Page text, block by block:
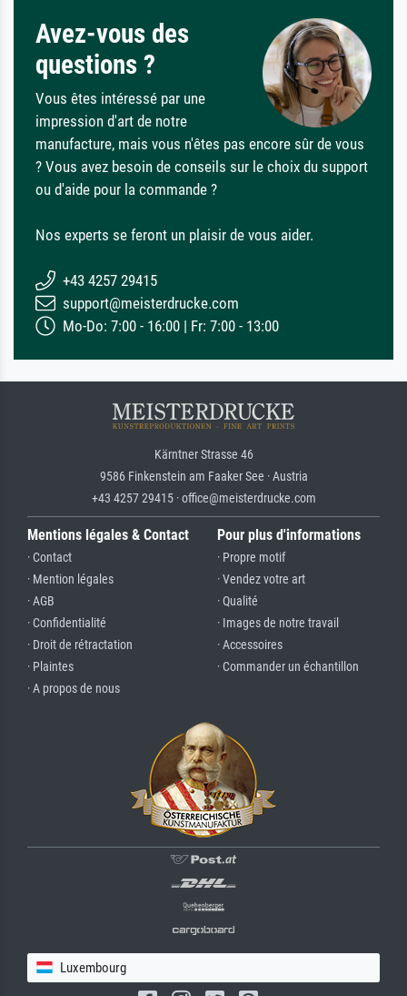
Avez-vous des
questions ?
Vous êtes intéressé par une
impression d'art de notre
manufacture, mais vous n'êtes pas encore sûr de vous
? Vous avez besoin de conseils sur le choix du support
ou d'aide pour la commande ?
Nos experts se feront un plaisir de vous aider.
+43 4257 29415
support@meisterdrucke.com
Mo-Do: 7:00 - 16:00 | Fr: 7:00 - 13:00
Kärntner Strasse 46
9586 Finkenstein am Faaker See · Austria
+43 4257 29415 · office@meisterdrucke.com
Mentions légales & Contact
· Contact
· Mention légales
· AGB
· Confidentialité
· Droit de rétractation
· Plaintes
· A propos de nous
Pour plus d'informations
· Propre motif
· Vendez votre art
· Qualité
· Images de notre travail
· Accessoires
· Commander un échantillon
Luxembourg